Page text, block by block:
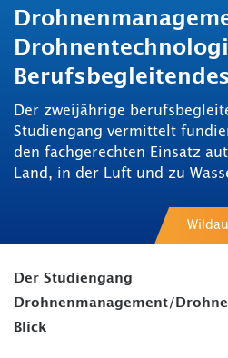
Der zweijährige
Studiengang vermittelt
den fachgerechten Einsatz
Land, in der Luft und zu
Der Studiengang
Drohnenmanagement/
Blick